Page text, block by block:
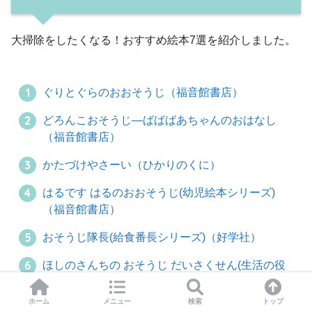
大掃除をしたくなる！おすすめ絵本7選を紹介しました。
ぐりとぐらのおおそうじ（福音館書店）
どろんこおそうじ―ばばばあちゃんのおはなし
（福音館書店）
かたづけやさーい（ひかりのくに）
はるです はるのおおそうじ(幼児絵本シリーズ)
（福音館書店）
おそうじ隊長(給食番長シリーズ)（好学社）
ほしのさんちの おそうじ だいさくせん(生活の役
に立つ絵本1)（ポプラ社）
ホーム メニュー 検索 トップ